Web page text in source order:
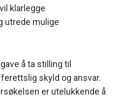
klarlegge
utrede mulige
å ta stilling til
skyld og ansvar.
er utelukkende å